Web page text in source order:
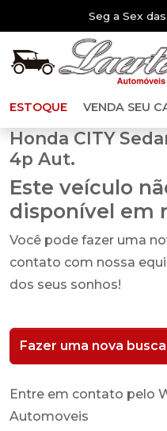
Seg a Sex
ESTOQUE VENDA SEU
Honda CITY
4p Aut.
Este veículo
disponível em
Você pode fazer uma
contato com nossa
dos seus sonhos!
Fazer uma nova busca
Entre em contato pelo
Automoveis